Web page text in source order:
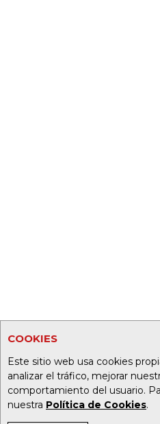
COOKIES
Este sitio web usa cookies
analizar el tráfico, mejorar
comportamiento del usuario.
nuestra Política de Cookies.